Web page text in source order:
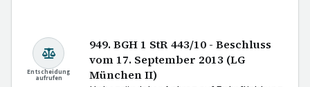
Entscheidung
aufrufen
949. BGH 1 StR 443/10 - Beschluss
vom 17. September 2013 (LG
München II)